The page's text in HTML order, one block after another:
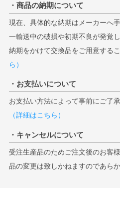
・商品の納期について
現在、具体的な納期はメーカーへ
一輸送中の破損や初期不良が発覚
納期をかけて交換品をご用意するこ
ら）
・お支払いについて
お支払い方法によって事前にご了
（詳細はこちら）
・キャンセルについて
受注生産品のためご注文後のお客
品の変更は致しかねますのであら